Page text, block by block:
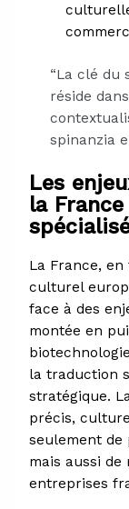
“La clé du
réside
spinanzia
Les
la
La France,
culturel
face à des
montée en
la traduction
stratégique.
précis,
seulement de
mais aussi
entreprises